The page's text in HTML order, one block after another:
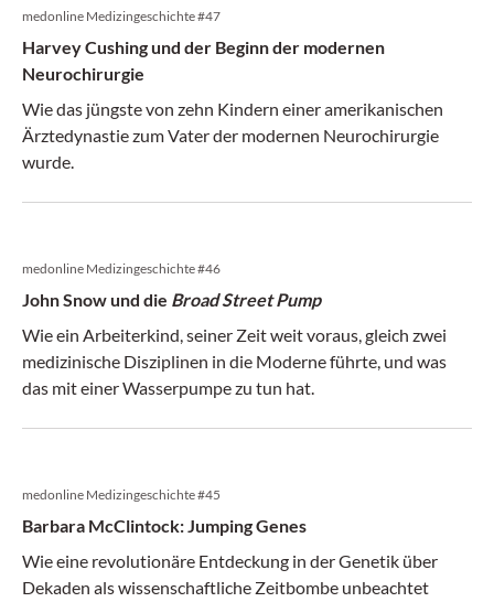
medonline Medizingeschichte #47
Harvey Cushing und der Beginn der modernen
Neurochirurgie
Wie das jüngste von zehn Kindern einer amerikanischen
Ärztedynastie zum Vater der modernen Neurochirurgie
wurde.
medonline Medizingeschichte #46
John Snow und die Broad Street Pump
Wie ein Arbeiterkind, seiner Zeit weit voraus, gleich zwei
medizinische Disziplinen in die Moderne führte, und was
das mit einer Wasserpumpe zu tun hat.
medonline Medizingeschichte #45
Barbara McClintock: Jumping Genes
Wie eine revolutionäre Entdeckung in der Genetik über
Dekaden als wissenschaftliche Zeitbombe unbeachtet